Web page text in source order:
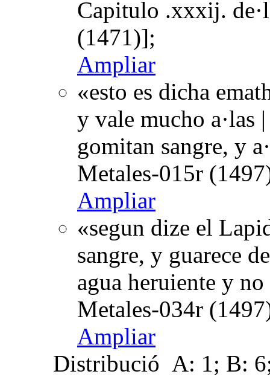
Capitulo .xxxij.
(1471)];
Ampliar
«esto es dicha
y vale mucho a·las
gomitan sangre, y
Metales-015r
Ampliar
«segun dize el
sangre, y guarece
agua heruiente y
Metales-034r
Ampliar
Distribució A: 1; B: